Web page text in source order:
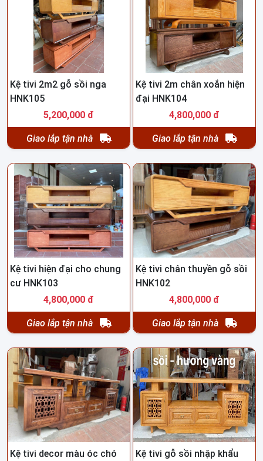
Kệ tivi 2m2 gỗ sồi nga
HNK105
5,200,000 đ
Giao lắp tận nhà
Kệ tivi 2m chân xoắn hiện
đại HNK104
4,800,000 đ
Giao lắp tận nhà
Kệ tivi hiện đại cho chung
cư HNK103
4,800,000 đ
Giao lắp tận nhà
Kệ tivi chân thuyền gỗ sồi
HNK102
4,800,000 đ
Giao lắp tận nhà
Kệ tivi decor màu óc chó
Kệ tivi gỗ sồi nhập khẩu